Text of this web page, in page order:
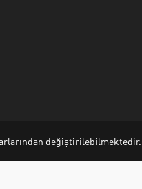
değiştirilebilmektedir.